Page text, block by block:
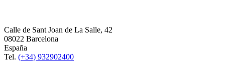
Calle de Sant Joan de La Salle, 42
08022 Barcelona
España
Tel. (+34) 932902400